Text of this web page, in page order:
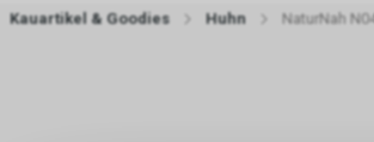
Kauartikel & Goodies Huhn NaturNah